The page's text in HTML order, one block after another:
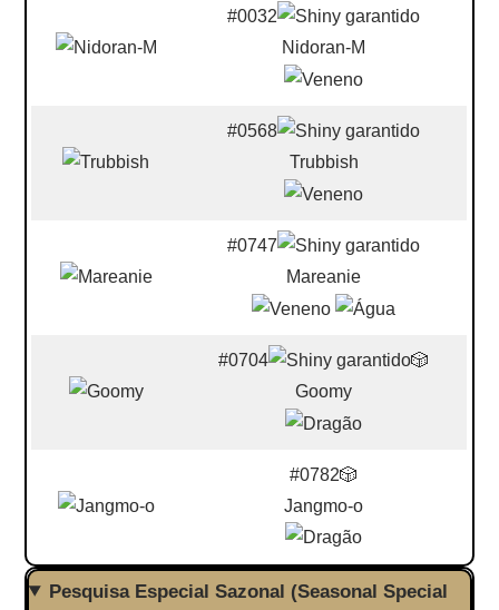
#0032
Nidoran-M
#0568
Trubbish
#0747
Mareanie
#0704
🎲
Goomy
#0782🎲
Jangmo-o
Pesquisa Especial Sazonal (Seasonal Special